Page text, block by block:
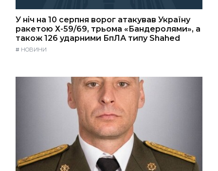
У ніч на 10 серпня ворог атакував Україну
ракетою Х-59/69, трьома «Бандеролями», а
також 126 ударними БпЛА типу Shahed
# НОВИНИ